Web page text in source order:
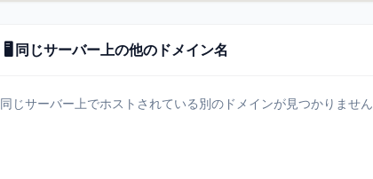
🖥️ 同じサーバー上の他のドメイン名
同じサーバー上でホストされている別のドメインが見つかりません